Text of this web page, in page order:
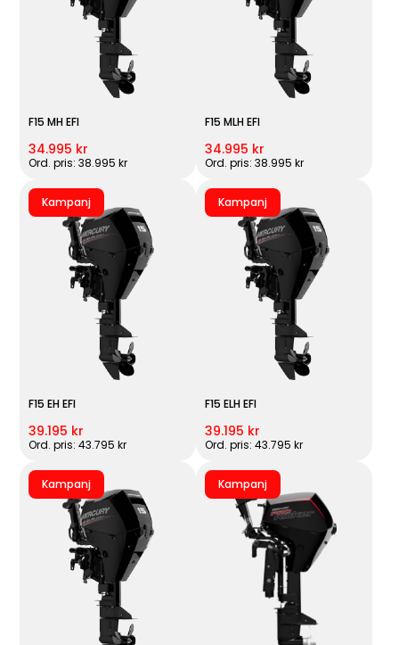
F15 MH EFI
34.995 kr
Ord. pris: 38.995 kr
F15 MLH EFI
34.995 kr
Ord. pris: 38.995 kr
Kampanj
F15 EH EFI
39.195 kr
Ord. pris: 43.795 kr
Kampanj
F15 ELH EFI
39.195 kr
Ord. pris: 43.795 kr
Kampanj Kampanj